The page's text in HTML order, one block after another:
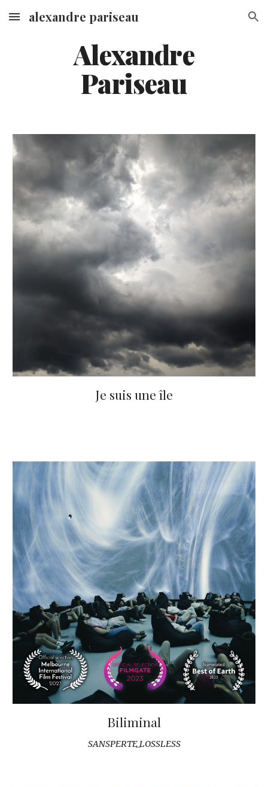
Skip to main content Skip to navigation
alexandre pariseau
Alexandre
Pariseau
Je suis une île
Biliminal
SANSPERTE_LOSSLESS